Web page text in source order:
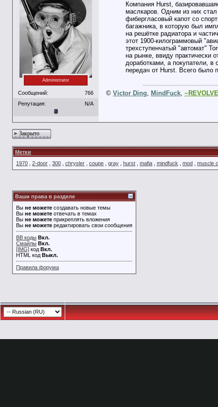
Administrator
Сообщений:
766
Репутация:
N/A
Компания Hurst,
маслкаров. Одним из них
фибергласовый капот со
багажника, в которую был
на решётке радиатора и
этот 1900-килограммовый
трехступенчатый "автомат"
на рынке, ввиду практически
доработками, а покупатели,
передач от Hurst. Всего было
© Victor Ding MindFuck
Закрыто
Метки
1970
2-door 300 chrysler coupe gray hurst mafia mindfuck mod muscle
Ваши права в разделе
Вы не можете создавать новые темы
Вы не можете отвечать в темах
Вы не можете прикреплять вложения
Вы не можете редактировать свои сообщения
BB коды Вкл.
Смайлы Вкл.
[IMG] код Вкл.
HTML код Выкл.
Правила форума